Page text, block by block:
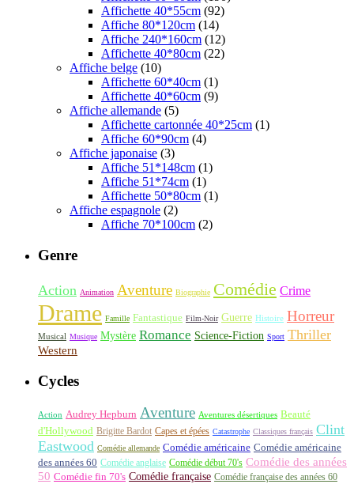
Affichette 40*55cm (92)
Affiche 80*120cm (14)
Affiche 240*160cm (12)
Affichette 40*80cm (22)
Affiche belge (10)
Affichette 60*40cm (1)
Affichette 40*60cm (9)
Affiche allemande (5)
Affichette cartonnée 40*25cm (1)
Affiche 60*90cm (4)
Affiche japonaise (3)
Affiche 51*148cm (1)
Affiche 51*74cm (1)
Affichette 50*80cm (1)
Affiche espagnole (2)
Affiche 70*100cm (2)
Genre
Action Animation Aventure Biographie Comédie Crime
Drame Famille Fantastique Film-Noir Guerre Histoire Horreur
Musical Musique Mystère Romance Science-Fiction Sport Thriller
Western
Cycles
Action Audrey Hepburn Aventure Aventures désertiques Beauté
d'Hollywood Brigitte Bardot Capes et épées Catastrophe Classiques français Clint
Eastwood Comédie allemande Comédie américaine Comédie américaine
des années 60 Comédie anglaise Comédie début 70's Comédie des années
50 Comédie fin 70's Comédie française Comédie française des années 60